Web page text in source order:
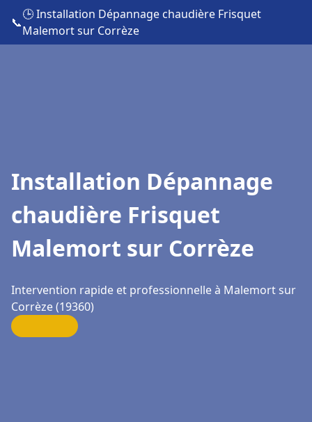
📞
🕒 Installation Dépannage chaudière Frisquet
Malemort sur Corrèze
Installation Dépannage
chaudière Frisquet
Malemort sur Corrèze
Intervention rapide et professionnelle à Malemort sur
Corrèze (19360)